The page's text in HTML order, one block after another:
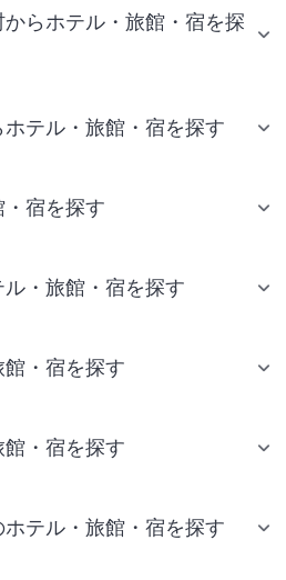
らホテル・旅館・宿を探
テル・旅館・宿を探す
宿を探す
・旅館・宿を探す
・宿を探す
・宿を探す
テル・旅館・宿を探す